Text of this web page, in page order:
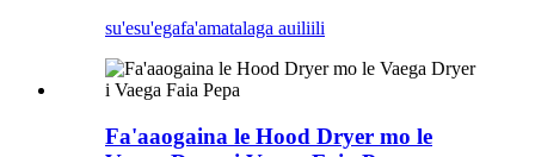
su'esu'egafa'amatalaga auiliili
Fa'aaogaina le Hood Dryer mo le